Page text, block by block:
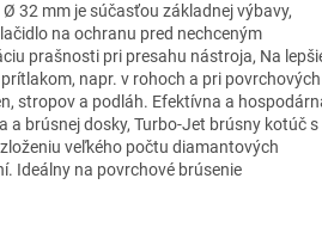
32 mm je súčasťou základnej výbavy,
na ochranu pred nechceným
prašnosti pri presahu nástroja, Na
napr. v rohoch a pri povrchových
stropov a podláh. Efektívna a
brúsnej dosky, Turbo-Jet brúsny kotúč s
veľkého počtu diamantových
Ideálny na povrchové brúsenie